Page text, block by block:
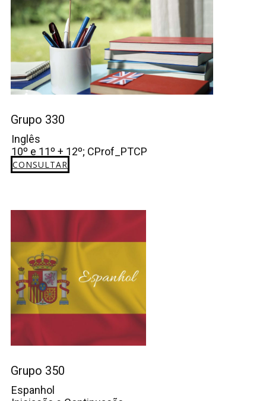
Grupo 330
Inglês
10º e 11º + 12º; CProf_PTCP
CONSULTAR
Grupo 350
Espanhol